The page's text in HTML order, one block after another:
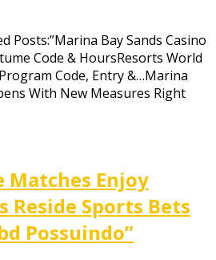
Posts:”Marina Bay Sands Casino
Code & HoursResorts World
Code, Entry &…Marina
With New Measures Right
Matches Enjoy
Reside Sports Bets
Possuindo”